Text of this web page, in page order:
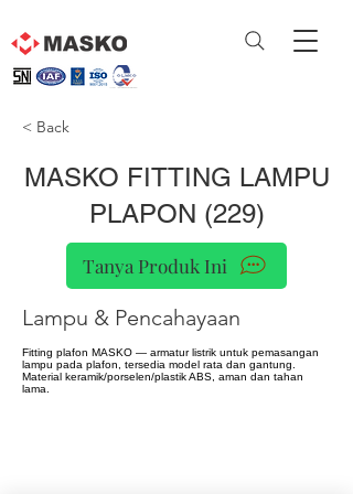
< Back
MASKO FITTING LAMPU
PLAPON (229)
Tanya Produk Ini
Lampu & Pencahayaan
Fitting plafon MASKO — armatur listrik untuk pemasangan
lampu pada plafon, tersedia model rata dan gantung.
Material keramik/porselen/plastik ABS, aman dan tahan
lama.